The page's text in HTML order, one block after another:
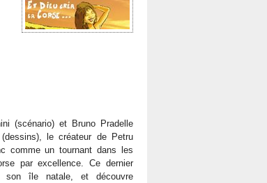
(scénario) et Bruno Pradelle
le créateur de Petru
comme un tournant dans les
par excellence. Ce dernier
son île natale, et découvre